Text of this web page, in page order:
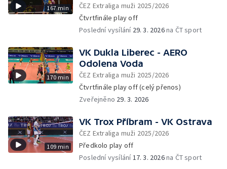
167 min
ČEZ Extraliga muži 2025/2026
Čtvrtfinále play off
Poslední vysílání 29. 3. 2026na ČT sport
170 min
VK Dukla Liberec - AERO
Odolena Voda
ČEZ Extraliga muži 2025/2026
Čtvrtfinále play off (celý přenos)
Zveřejněno 29. 3. 2026
109 min
VK Trox Příbram - VK Ostrava
ČEZ Extraliga muži 2025/2026
Předkolo play off
Poslední vysílání17. 3. 2026na ČT sport